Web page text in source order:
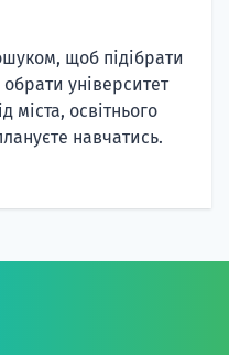
щоб підібрати
обрати університет
міста, освітнього
навчатись.